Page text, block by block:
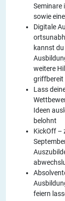
Seminare
sowie
Digitale
kannst du
weitere
griffbereit
Lass
Ideen
belohnt
KickOff –
feiern